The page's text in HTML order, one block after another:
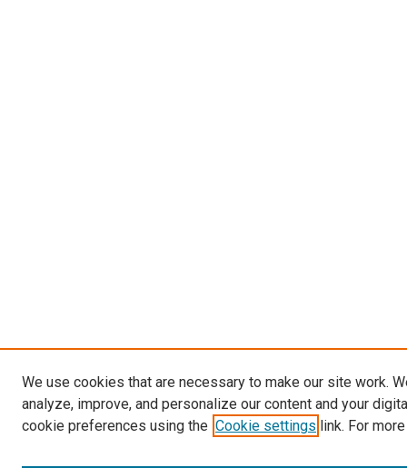
We use cookies that are necessary to make our site work.
analyze, improve, and personalize our content and your
cookie preferences using the Cookie settings link. For